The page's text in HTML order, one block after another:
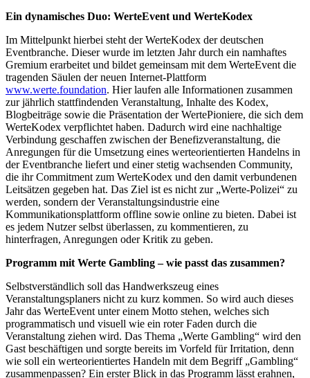
Ein dynamisches Duo: WerteEvent und WerteKodex
Im Mittelpunkt hierbei steht der WerteKodex der deutschen
Eventbranche. Dieser wurde im letzten Jahr durch ein namhaftes
Gremium erarbeitet und bildet gemeinsam mit dem WerteEvent die
tragenden Säulen der neuen Internet-Plattform
www.werte.foundation. Hier laufen alle Informationen zusammen
zur jährlich stattfindenden Veranstaltung, Inhalte des Kodex,
Blogbeiträge sowie die Präsentation der WertePioniere, die sich dem
WerteKodex verpflichtet haben. Dadurch wird eine nachhaltige
Verbindung geschaffen zwischen der Benefizveranstaltung, die
Anregungen für die Umsetzung eines werteorientierten Handelns in
der Eventbranche liefert und einer stetig wachsenden Community,
die ihr Commitment zum WerteKodex und den damit verbundenen
Leitsätzen gegeben hat. Das Ziel ist es nicht zur „Werte-Polizei“ zu
werden, sondern der Veranstaltungsindustrie eine
Kommunikationsplattform offline sowie online zu bieten. Dabei ist
es jedem Nutzer selbst überlassen, zu kommentieren, zu
hinterfragen, Anregungen oder Kritik zu geben.
Programm mit Werte Gambling – wie passt das zusammen?
Selbstverständlich soll das Handwerkszeug eines
Veranstaltungsplaners nicht zu kurz kommen. So wird auch dieses
Jahr das WerteEvent unter einem Motto stehen, welches sich
programmatisch und visuell wie ein roter Faden durch die
Veranstaltung ziehen wird. Das Thema „Werte Gambling“ wird den
Gast beschäftigen und sorgte bereits im Vorfeld für Irritation, denn
wie soll ein werteorientiertes Handeln mit dem Begriff „Gambling“
zusammenpassen? Ein erster Blick in das Programm lässt erahnen,